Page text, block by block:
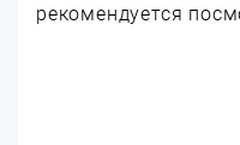
рекомендуется